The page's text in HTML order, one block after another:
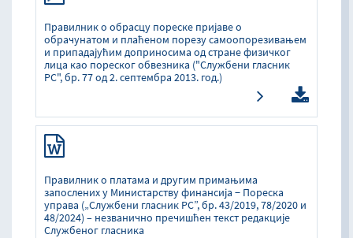
Правилник о обрасцу пореске пријаве о
обрачунатом и плаћеном порезу самоопорезивањем
и припадајућим доприносима од стране физичког
лица као пореског обвезника ("Службени гласник
РС", бр. 77 од 2. септембра 2013. год.)
Правилник о платама и другим примањима
запослених у Министарству финансија − Пореска
управа („Службени гласник РС”, бр. 43/2019, 78/2020 и
48/2024) – незванично пречишћен текст редакције
Службеног гласника